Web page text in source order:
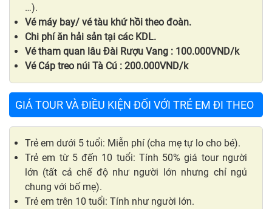
…).
Vé máy bay/ vé tàu khứ hồi theo đoàn.
Chi phí ăn hải sản tại các KDL.
Vé tham quan lâu Đài Rượu Vang : 100.000VND/k
Vé Cáp treo núi Tà Cú : 200.000VND/k
GIÁ TOUR VÀ ĐIỀU KIỆN ĐỐI VỚI TRẺ EM ĐI THEO
Trẻ em dưới 5 tuổi: Miễn phí (cha mẹ tự lo cho bé).
Trẻ em từ 5 đến 10 tuổi: Tính 50% giá tour người
lớn (tất cả chế độ như người lớn nhưng chỉ ngủ
chung với bố mẹ).
Trẻ em trên 10 tuổi: Tính như người lớn.